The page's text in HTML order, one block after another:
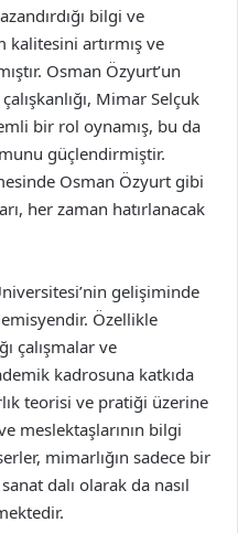
bilgi ve
artırmış ve
Osman Özyurt’un
Mimar Selçuk
bir rol oynamış, bu da
güçlendirmiştir.
Osman Özyurt gibi
her zaman hatırlanacak
gelişiminde
Özellikle
çalışmalar ve
kadrosuna katkıda
teorisi ve pratiği üzerine
meslektaşlarının bilgi
mimarlığın sadece bir
dalı olarak da nasıl